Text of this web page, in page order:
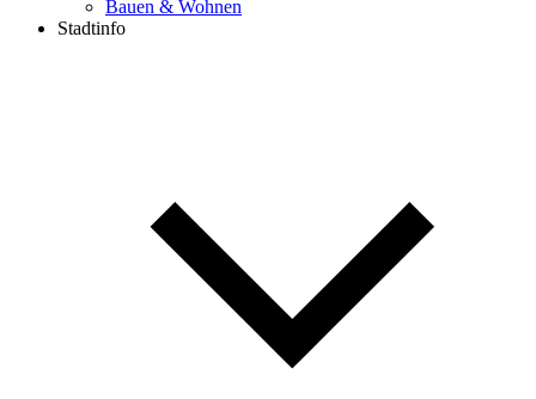
Bauen & Wohnen
Stadtinfo